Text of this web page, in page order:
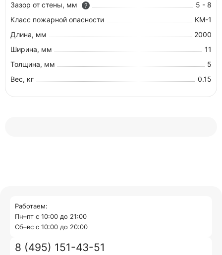
Зазор от стены, мм
?
5 - 8
Класс пожарной опасности
КМ-1
Длина, мм
2000
Ширина, мм
11
Толщина, мм
5
Вес, кг
0.15
Работаем:
Пн–пт с 10:00 до 21:00
Cб–вс с 10:00 до 20:00
8 (495) 151-43-51